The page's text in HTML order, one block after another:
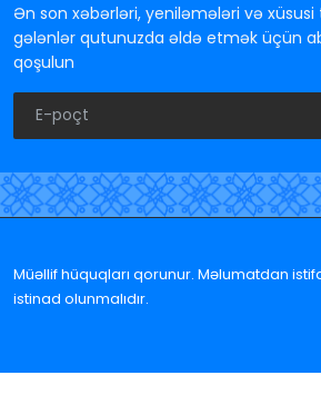
Ən son xəbərləri, yeniləmələri və xüsusi
gələnlər qutunuzda əldə etmək üçün
qoşulun
Müəllif hüquqları qorunur. Məlumatdan
istinad olunmalıdır.